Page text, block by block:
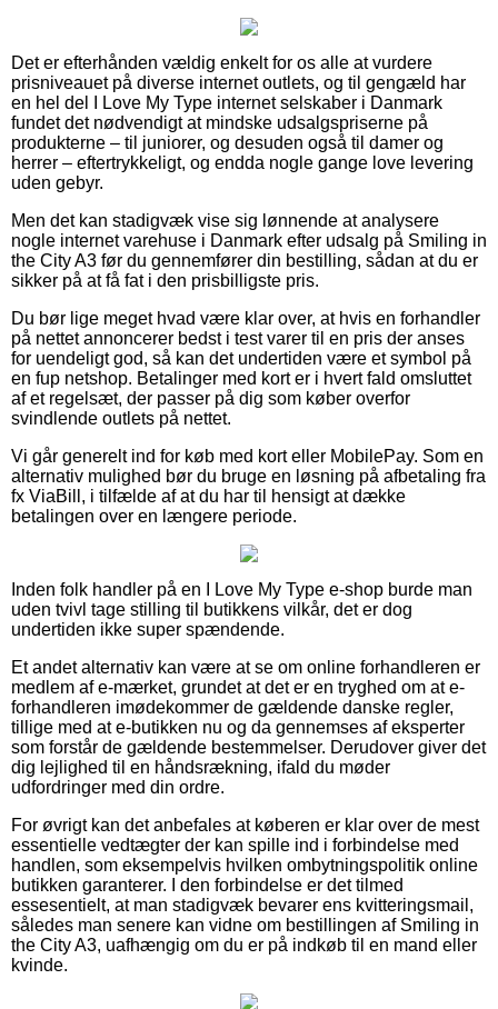
Det er efterhånden vældig enkelt for os alle at vurdere
prisniveauet på diverse internet outlets, og til gengæld har
en hel del I Love My Type internet selskaber i Danmark
fundet det nødvendigt at mindske udsalgspriserne på
produkterne – til juniorer, og desuden også til damer og
herrer – eftertrykkeligt, og endda nogle gange love levering
uden gebyr.
Men det kan stadigvæk vise sig lønnende at analysere
nogle internet varehuse i Danmark efter udsalg på Smiling in
the City A3 før du gennemfører din bestilling, sådan at du er
sikker på at få fat i den prisbilligste pris.
Du bør lige meget hvad være klar over, at hvis en forhandler
på nettet annoncerer bedst i test varer til en pris der anses
for uendeligt god, så kan det undertiden være et symbol på
en fup netshop. Betalinger med kort er i hvert fald omsluttet
af et regelsæt, der passer på dig som køber overfor
svindlende outlets på nettet.
Vi går generelt ind for køb med kort eller MobilePay. Som en
alternativ mulighed bør du bruge en løsning på afbetaling fra
fx ViaBill, i tilfælde af at du har til hensigt at dække
betalingen over en længere periode.
Inden folk handler på en I Love My Type e-shop burde man
uden tvivl tage stilling til butikkens vilkår, det er dog
undertiden ikke super spændende.
Et andet alternativ kan være at se om online forhandleren er
medlem af e-mærket, grundet at det er en tryghed om at e-
forhandleren imødekommer de gældende danske regler,
tillige med at e-butikken nu og da gennemses af eksperter
som forstår de gældende bestemmelser. Derudover giver det
dig lejlighed til en håndsrækning, ifald du møder
udfordringer med din ordre.
For øvrigt kan det anbefales at køberen er klar over de mest
essentielle vedtægter der kan spille ind i forbindelse med
handlen, som eksempelvis hvilken ombytningspolitik online
butikken garanterer. I den forbindelse er det tilmed
essesentielt, at man stadigvæk bevarer ens kvitteringsmail,
således man senere kan vidne om bestillingen af Smiling in
the City A3, uafhængig om du er på indkøb til en mand eller
kvinde.